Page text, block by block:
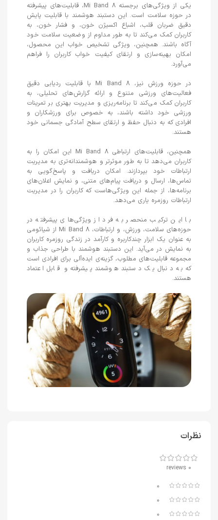
یکی از ویژگی‌های برجسته Mi Band 8، قابلیت‌های پیشرفته
در حوزه سلامت است. این دستبند هوشمند با قابلیت پایش
دقیق ضربان قلب، اشباع اکسیژن خون، و فشار خون، به
کاربران کمک می‌کند تا به طور مداوم از وضعیت سلامت خود
آگاه باشند. همچنین، ویژگی تشخیص خواب این محصول،
امکان بهینه‌سازی و ارتقای کیفیت خواب کاربران را فراهم
می‌آورد.
در حوزه ورزش نیز، Mi Band 8 با قابلیت ردیابی دقیق
فعالیت‌های ورزشی متنوع و ارائه گزارش‌های تحلیلی، به
کاربران کمک می‌کند تا برنامه‌ریزی و مدیریت بهتری بر تمرینات
ورزشی خود داشته باشند، به خصوص برای ورزشکاران و
افرادی که به دنبال حفظ و ارتقای سطح آمادگی جسمانی خود
هستند.
همچنین، قابلیت‌های ارتباطی Mi Band 8 این امکان را به
کاربران می‌دهد تا به طور موثرتر و هوشمندانه‌تری به مدیریت
ارتباطات خود بپردازند. امکان دریافت و پاسخ‌گویی به
تماس‌ها، ارسال و دریافت پیام‌های متنی، و نمایش اعلان‌های
برنامه‌ها، از جمله این ویژگی‌هاست که کاربران را در مدیریت
ارتباطات روزمره یاری می‌دهد.
با این ترکیب منحصر به فرد از ویژگی‌های پیشرفته در
حوزه‌های سلامت، ورزش، و ارتباطات، Mi Band 8 از شیائومی
به عنوان یک ابزار چندکاربره و کارآمد در زندگی روزمره کاربران
به نمایش در می‌آید. این دستبند هوشمند با طراحی جذاب و
مجموعه قابلیت‌های مطلوب، گزینه‌ی ایده‌آلی برای افرادی است
که به دنبال یک دستبند هوشمند پیشرفته و قابل اعتماد
هستند.
نظرات
0 reviews
0
0
0